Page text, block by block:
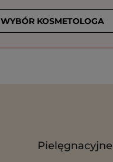
WYBÓR KOSMETOLOGA